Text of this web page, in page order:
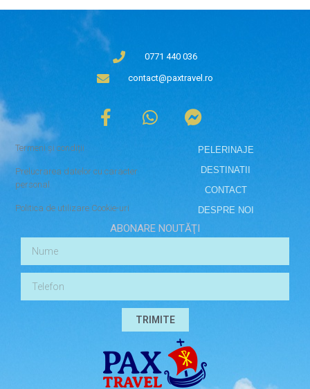
0771 440 036
contact@paxtravel.ro
Termeni și condiții
Prelucrarea datelor cu caracter
personal
Politica de utilizare Cookie-uri
PELERINAJE
DESTINATII
CONTACT
DESPRE NOI
ABONARE NOUTĂŢI
TRIMITE